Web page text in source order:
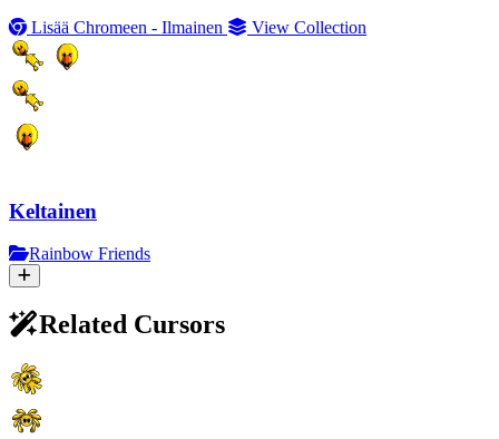
Lisää Chromeen - Ilmainen
View Collection
Keltainen
Rainbow Friends
Related Cursors